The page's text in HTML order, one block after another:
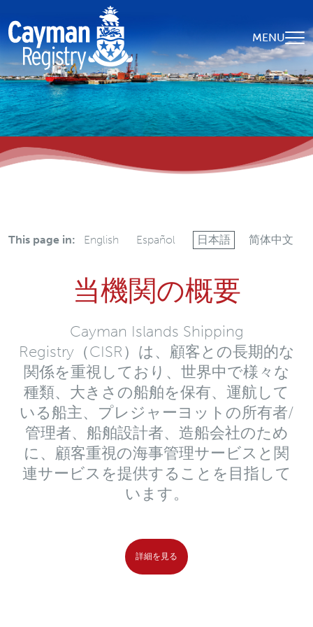
Skip to main content
MENU
This page in: English Español 日本語 简体中文
当機関の概要
Cayman Islands Shipping
Registry（CISR）は、顧客との長期的な
関係を重視しており、世界中で様々な
種類、大きさの船舶を保有、運航して
いる船主、プレジャーヨットの所有者/
管理者、船舶設計者、造船会社のため
に、顧客重視の海事管理サービスと関
連サービスを提供することを目指して
います。
詳細を見る